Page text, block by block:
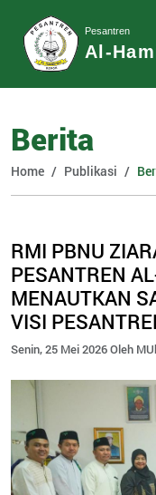
Pesantren
Al-
Berita
Home Publikasi
RMI PBNU
PESANTREN
MENAUTKAN
VISI
Senin, 25 Mei 2026 Oleh